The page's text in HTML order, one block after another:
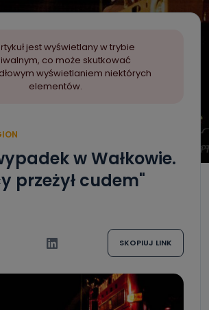
jest wyświetlany w trybie
co może skutkować
wyświetlaniem niektórych
elementów.
w Wałkowie.
przeżył cudem"
SKOPIUJ LINK